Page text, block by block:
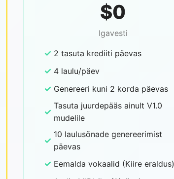
$0
Igavesti
✓ 2 tasuta krediiti päevas
✓ 4 laulu/päev
✓ Genereeri kuni 2 korda päevas
✓
Tasuta juurdepääs ainult V1.0
mudelile
✓
10 laulusõnade genereerimist
päevas
✓ Eemalda vokaalid (Kiire eraldus)